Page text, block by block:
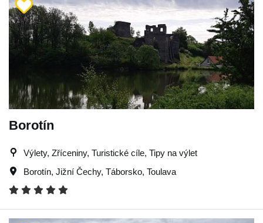
Borotín
Výlety, Zříceniny, Turistické cíle, Tipy na výlet
Borotín, Jižní Čechy, Táborsko, Toulava